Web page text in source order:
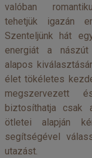
valóban
tehetjük igazán
Szenteljünk hát
energiát a nászút
alapos
élet tökéletes
megszervezett
biztosíthatja csak
ötletei alapján
segítségével
utazást.